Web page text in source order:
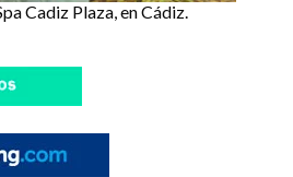
Cadiz Plaza, en Cádiz.